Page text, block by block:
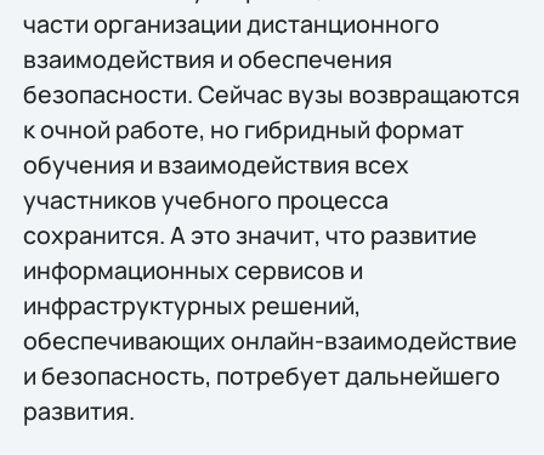
части организации дистанционного
взаимодействия и обеспечения
безопасности. Сейчас вузы возвращаются
к очной работе, но гибридный формат
обучения и взаимодействия всех
участников учебного процесса
сохранится. А это значит, что развитие
информационных сервисов и
инфраструктурных решений,
обеспечивающих онлайн-взаимодействие
и безопасность, потребует дальнейшего
развития.